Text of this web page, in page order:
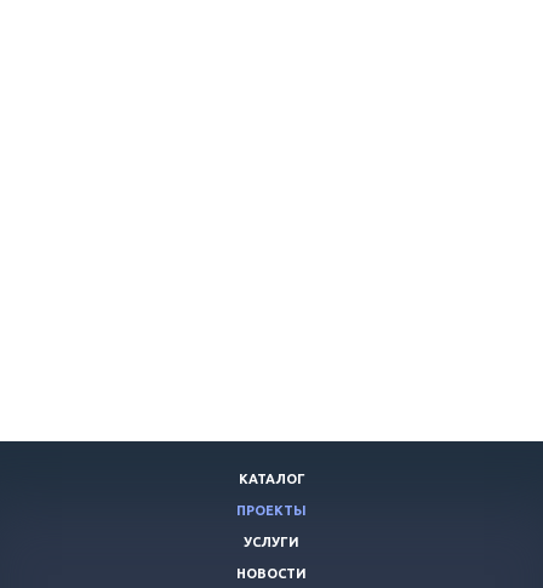
КАТАЛОГ
ПРОЕКТЫ
УСЛУГИ
НОВОСТИ